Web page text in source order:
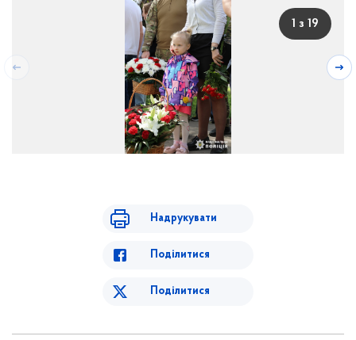
1 з 19
Надрукувати
Поділитися
Поділитися